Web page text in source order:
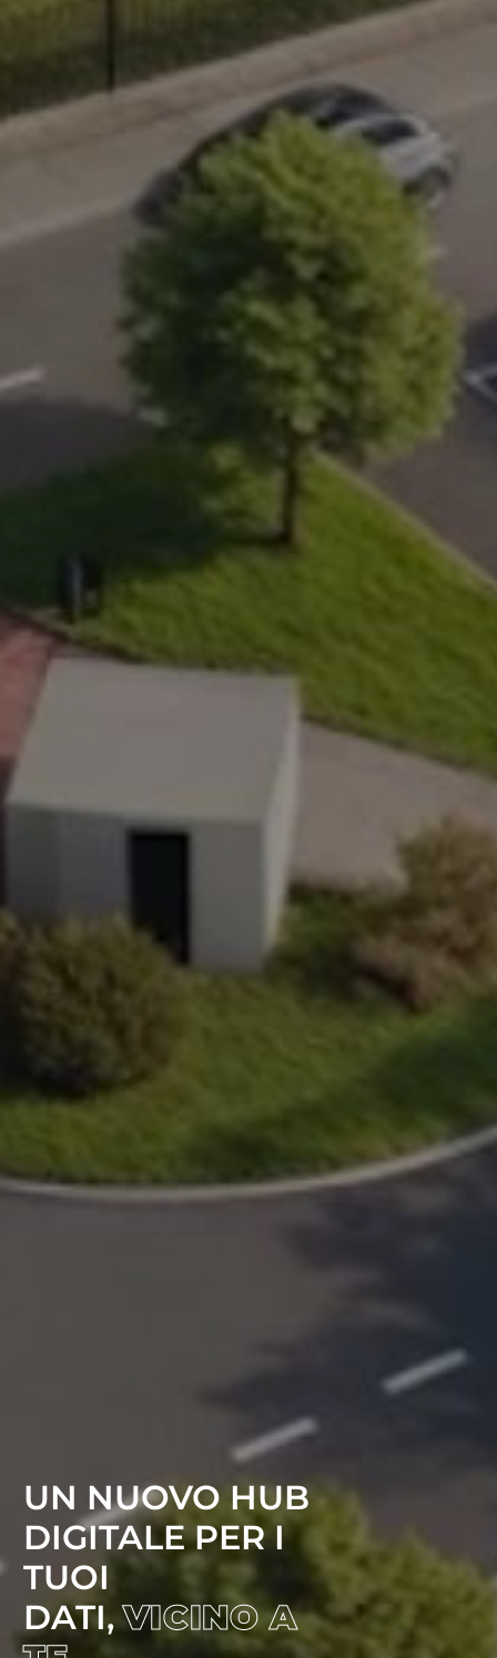
UN NUOVO HUB
DIGITALE PER I
TUOI
DATI,VICINO A